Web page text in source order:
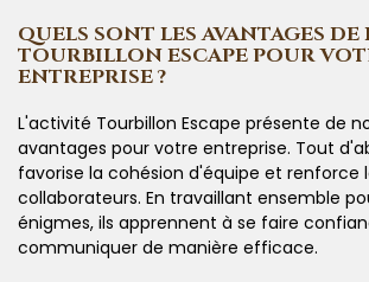
QUELS SONT LES AVANTAGES DE
TOURBILLON ESCAPE POUR
ENTREPRISE ?
L'activité Tourbillon Escape présente de
avantages pour votre entreprise. Tout
favorise la cohésion d'équipe et renforce
collaborateurs. En travaillant ensemble
énigmes, ils apprennent à se faire
communiquer de manière efficace.